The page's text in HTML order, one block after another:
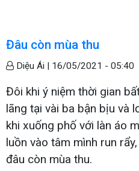
Đâu còn mùa thu
Diệu Ái | 16/05/2021 - 05:40
Đôi khi ý niệm thời gian
lãng tại vài ba bận bịu và
khi xuống phố với làn áo
luồn vào tâm mình run
đâu còn mùa thu.